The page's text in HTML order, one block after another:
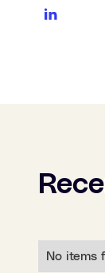
No items